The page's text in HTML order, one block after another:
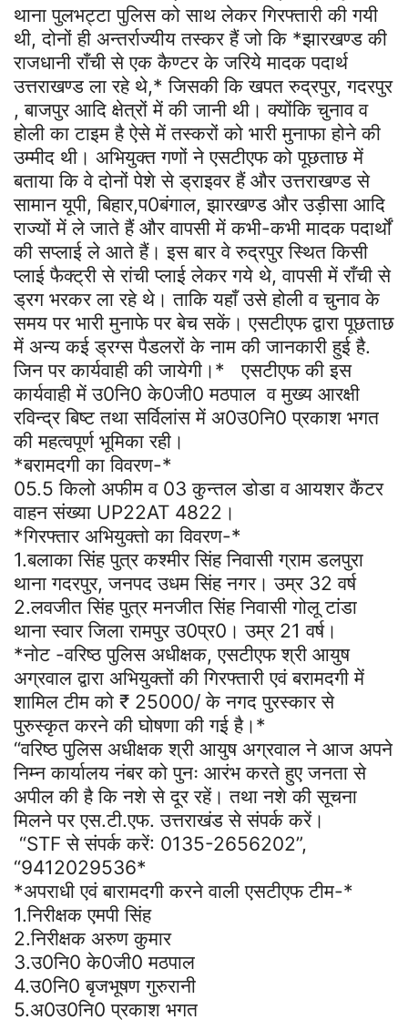
थाना पुलभट्टा पुलिस को साथ लेकर गिरफ्तारी की गयी
थी, दोनों ही अन्तर्राज्यीय तस्कर हैं जो कि *झारखण्ड की
राजधानी राँची से एक कैण्टर के जरिये मादक पदार्थ
उत्तराखण्ड ला रहे थे,* जिसकी कि खपत रुद्रपुर, गदरपुर
, बाजपुर आदि क्षेत्रों में की जानी थी। क्योंकि चुनाव व
होली का टाइम है ऐसे में तस्करों को भारी मुनाफा होने की
उम्मीद थी। अभियुक्त गणों ने एसटीएफ को पूछताछ में
बताया कि वे दोनों पेशे से ड्राइवर हैं और उत्तराखण्ड से
सामान यूपी, बिहार,प0बंगाल, झारखण्ड और उड़ीसा आदि
राज्यों में ले जाते हैं और वापसी में कभी-कभी मादक पदार्थों
की सप्लाई ले आते हैं। इस बार वे रुद्रपुर स्थित किसी
प्लाई फैक्ट्री से रांची प्लाई लेकर गये थे, वापसी में राँची से
ड्रग भरकर ला रहे थे। ताकि यहाँ उसे होली व चुनाव के
समय पर भारी मुनाफे पर बेच सकें। एसटीएफ द्वारा पूछताछ
में अन्य कई ड्रग्स पैडलरों के नाम की जानकारी हुई है.
जिन पर कार्यवाही की जायेगी।* एसटीएफ की इस
कार्यवाही में उ0नि0 के0जी0 मठपाल व मुख्य आरक्षी
रविन्द्र बिष्ट तथा सर्विलांस में अ0उ0नि0 प्रकाश भगत
की महत्वपूर्ण भूमिका रही।
*बरामदगी का विवरण-*
05.5 किलो अफीम व 03 कुन्तल डोडा व आयशर कैंटर
वाहन संख्या UP22AT 4822।
*गिरफ्तार अभियुक्तो का विवरण-*
1.बलाका सिंह पुत्र कश्मीर सिंह निवासी ग्राम डलपुरा
थाना गदरपुर, जनपद उधम सिंह नगर। उम्र 32 वर्ष
2.लवजीत सिंह पुत्र मनजीत सिंह निवासी गोलू टांडा
थाना स्वार जिला रामपुर उ0प्र0। उम्र 21 वर्ष।
*नोट -वरिष्ठ पुलिस अधीक्षक, एसटीएफ श्री आयुष
अग्रवाल द्वारा अभियुक्तों की गिरफ्तारी एवं बरामदगी में
शामिल टीम को ₹ 25000/ के नगद पुरस्कार से
पुरुस्कृत करने की घोषणा की गई है।*
“वरिष्ठ पुलिस अधीक्षक श्री आयुष अग्रवाल ने आज अपने
निम्न कार्यालय नंबर को पुनः आरंभ करते हुए जनता से
अपील की है कि नशे से दूर रहें। तथा नशे की सूचना
मिलने पर एस.टी.एफ. उत्तराखंड से संपर्क करें।
“STF से संपर्क करें: 0135-2656202”,
“9412029536*
*अपराधी एवं बारामदगी करने वाली एसटीएफ टीम-*
1.निरीक्षक एमपी सिंह
2.निरीक्षक अरुण कुमार
3.उ0नि0 के0जी0 मठपाल
4.उ0नि0 बृजभूषण गुरुरानी
5.अ0उ0नि0 प्रकाश भगत